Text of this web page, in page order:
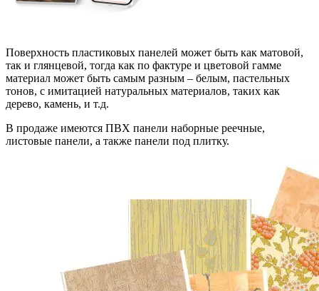
Поверхность пластиковых панелей может быть как матовой,
так и глянцевой, тогда как по фактуре и цветовой гамме
материал может быть самым разным – белым, пастельных
тонов, с имитацией натуральных материалов, таких как
дерево, камень, и т.д.
В продаже имеются ПВХ панели наборные реечные,
листовые панели, а также панели под плитку.